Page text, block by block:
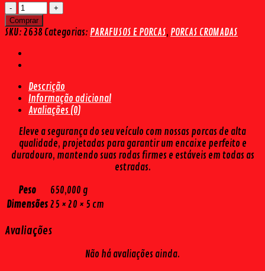
PORCA
CROMADA
HB20
CH
21
PCS)
quantidade
Comprar
SKU: 2638 Categorias: PARAFUSOS E PORCAS, PORCAS CROMADAS
Descrição
Informação adicional
Avaliações (0)
Eleve a segurança do seu veículo com nossas porcas de alta
qualidade, projetadas para garantir um encaixe perfeito e
duradouro, mantendo suas rodas firmes e estáveis em todas as
estradas.
Peso
650,000 g
Dimensões 25 × 20 × 5 cm
Avaliações
Não há avaliações ainda.